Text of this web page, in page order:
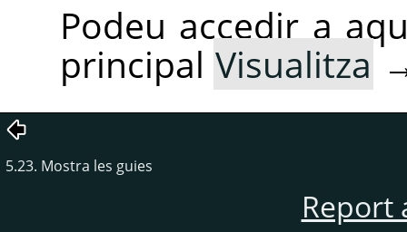
Podeu accedir a
principal Visualitza
5.23. Mostra les guies
Report